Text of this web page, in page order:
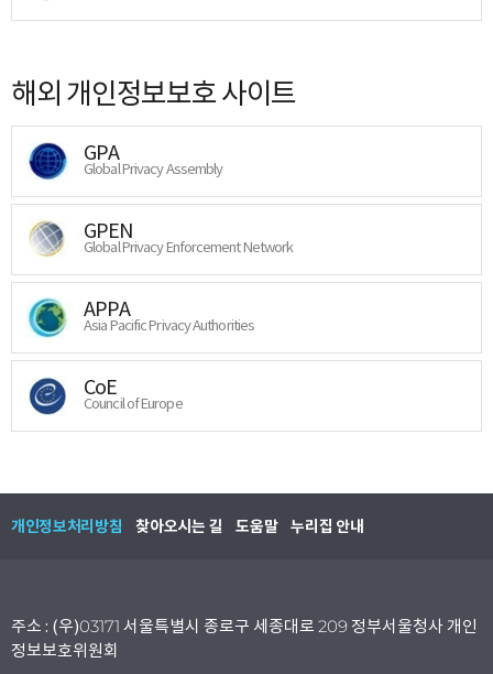
해외 개인정보보호 사이트
GPA
Global Privacy Assembly
GPEN
Global Privacy Enforcement Network
APPA
Asia Pacific Privacy Authorities
CoE
Council of Europe
개인정보처리방침 찾아오시는 길 도움말 누리집 안내
주소 : (우)03171 서울특별시 종로구 세종대로 209 정부서울청사 개인
정보보호위원회